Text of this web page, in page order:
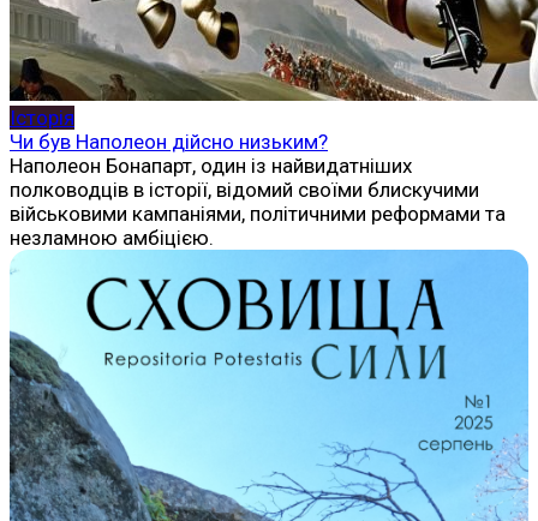
Історія
Чи був Наполеон дійсно низьким?
Наполеон Бонапарт, один із найвидатніших
полководців в історії, відомий своїми блискучими
військовими кампаніями, політичними реформами та
незламною амбіцією.